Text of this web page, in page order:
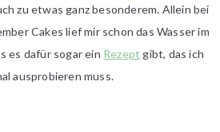
zu etwas ganz besonderem. Allein bei
Cakes lief mir schon das Wasser im
es dafür sogar ein Rezept gibt, das ich
ausprobieren muss.